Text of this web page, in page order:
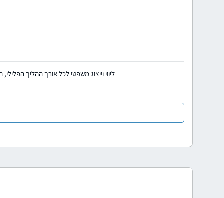
ליווי וייצוג משפטי לכל אורך ההליך